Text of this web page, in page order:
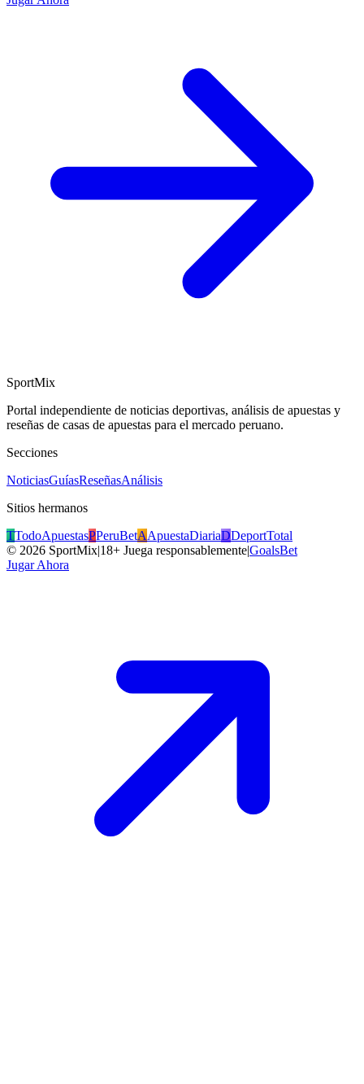
SportMix
Portal independiente de noticias deportivas, análisis de apuestas y
reseñas de casas de apuestas para el mercado peruano.
Secciones
NoticiasGuíasReseñasAnálisis
Sitios hermanos
TTodoApuestasPPeruBetAApuestaDiariaDDeportTotal
© 2026 SportMix|18+ Juega responsablemente|GoalsBet
Jugar Ahora